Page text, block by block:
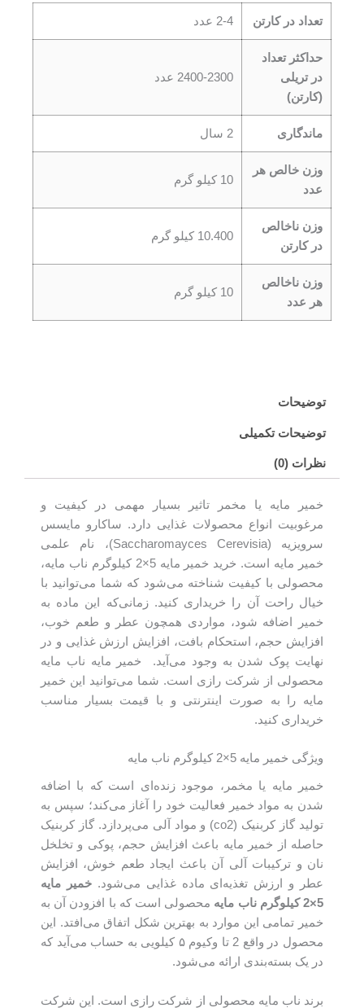
تعداد در کارتن 2-4 عدد
حداکثر تعداد
در تریلی
(کارتن)
2400-2300 عدد
ماندگاری 2 سال
وزن خالص هر
عدد
10 کیلو گرم
وزن ناخالص
در کارتن
10.400 کیلو گرم
وزن ناخالص
هر عدد
10 کیلو گرم
توضیحات
توضیحات تکمیلی
نظرات (0)
خمیر مایه یا مخمر تاثیر بسیار مهمی در کیفیت و
مرغوبیت انواع محصولات غذایی دارد. ساکارو مایسس
سرویزیه (Saccharomayces Cerevisia)، نام علمی
خمیر مایه است. خرید خمیر مایه 5×2 کیلوگرم ناب مایه،
محصولی با کیفیت شناخته می‌شود که شما می‌توانید با
خیال راحت آن را خریداری کنید. زمانی‌که این ماده به
خمیر اضافه ‌شود، مواردی همچون عطر و طعم خوب،
افزایش حجم، استحکام بافت، افزایش ارزش غذایی و در
نهایت پوک شدن به وجود می‌آید. خمیر مایه ناب مایه
محصولی از شرکت رازی است. شما می‌توانید این خمیر
مایه را به صورت اینترنتی و با قیمت بسیار مناسب
خریداری کنید.
ویژگی خمیر مایه 5×2 کیلوگرم ناب مایه
خمیر مایه یا مخمر، موجود زنده‌ای است که با اضافه
شدن به مواد خمیر فعالیت خود را آغاز می‌کند؛ سپس به
تولید گاز کربنیک (co2) و مواد آلی می‌پردازد. گاز کربنیک
حاصله از خمیر مایه باعث افزایش حجم، پوکی و تخلخل
نان و ترکیبات آلی آن باعث ایجاد طعم خوش، افزایش
عطر و ارزش تغذیه‌ای ماده غذایی می‌شود.خمیر مایه
5×2
کیلوگرم ناب مایه محصولی است که با افزودن آن به
خمیر تمامی این موارد به بهترین شکل اتفاق می‌افتد. این
محصول در واقع 2 تا وکیوم ۵ کیلویی به حساب می‌آید که
در یک بسته‌بندی ارائه می‌شود.
برند ناب مایه محصولی از شرکت رازی است. این شرکت